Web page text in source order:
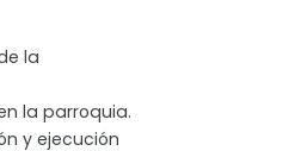
la
la parroquia.
y ejecución